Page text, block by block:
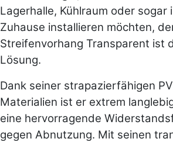
Lagerhalle, Kühlraum oder sogar
Zuhause installieren möchten,
Streifenvorhang Transparent ist
Lösung.
Dank seiner strapazierfähigen
Materialien ist er extrem
eine hervorragende
gegen Abnutzung. Mit seinen